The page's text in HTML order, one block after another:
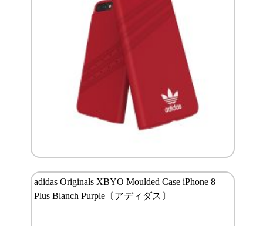
adidas Originals XBYO Moulded Case iPhone 8
Plus Blanch Purple〔アディダス〕